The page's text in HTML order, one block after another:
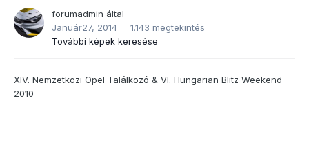
forumadmin által
Január27, 2014
1.143 megtekintés
További képek keresése
XIV. Nemzetközi Opel Találkozó & VI. Hungarian Blitz Weekend
2010